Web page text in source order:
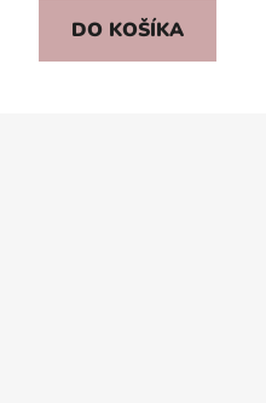
DO KOŠÍKA